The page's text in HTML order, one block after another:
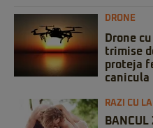
DRONE
Drone
trimise
proteja
canicula
RAZI CU